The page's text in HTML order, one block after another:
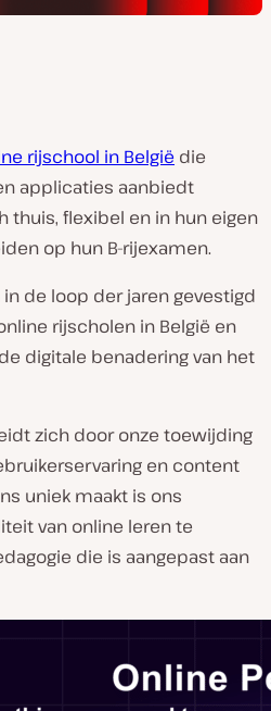
rijschool in België die
applicaties aanbiedt
thuis, flexibel en in hun eigen
op hun B-rijexamen.
de loop der jaren gevestigd
rijscholen in België en
digitale benadering van het
zich door onze toewijding
en content
uniek maakt is ons
van online leren te
die is aangepast aan